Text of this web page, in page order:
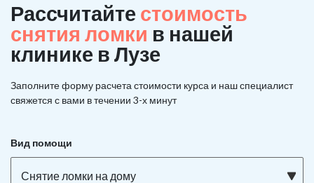
Рассчитайте стоимость
снятия ломки в нашей
клинике в Лузе
Заполните форму расчета стоимости курса и наш специалист
свяжется с вами в течении 3-х минут
Вид помощи
Снятие ломки на дому